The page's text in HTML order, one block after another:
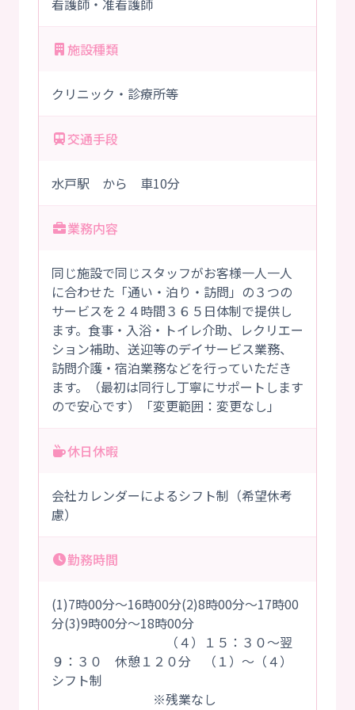
看護師・准看護師
施設種類
クリニック・診療所等
交通手段
水戸駅 から 車10分
業務内容
同じ施設で同じスタッフがお客様一人一人
に合わせた「通い・泊り・訪問」の３つの
サービスを２４時間３６５日体制で提供し
ます。食事・入浴・トイレ介助、レクリエー
ション補助、送迎等のデイサービス業務、
訪問介護・宿泊業務などを行っていただき
ます。（最初は同行し丁寧にサポートします
ので安心です）「変更範囲：変更なし」
休日休暇
会社カレンダーによるシフト制（希望休考
慮）
勤務時間
(1)7時00分～16時00分(2)8時00分～17時00
分(3)9時00分～18時00分
（４）１５：３０～翌
９：３０ 休憩１２０分 （１）～（４）
シフト制
※残業なし